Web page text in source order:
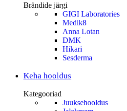
Brändide järgi
GIGI Laboratories
Medik8
Anna Lotan
DMK
Hikari
Sesderma
Keha hooldus
Kategooriad
Juuksehooldus